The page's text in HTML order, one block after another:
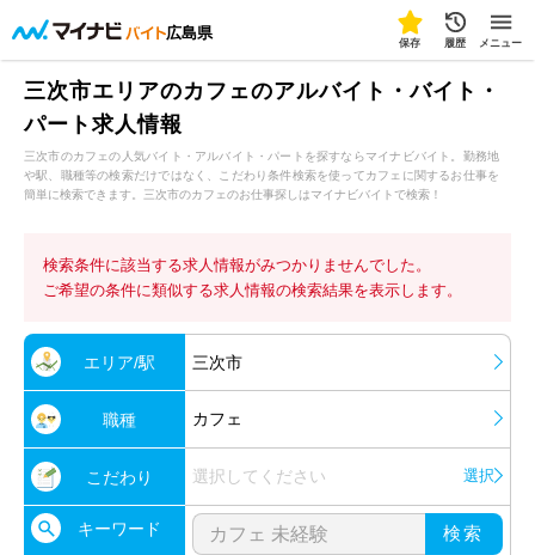
広島県
保存 履歴 メニュー
三次市エリアのカフェのアルバイト・バイト・
パート求人情報
三次市のカフェの人気バイト・アルバイト・パートを探すならマイナビバイト。勤務地
や駅、職種等の検索だけではなく、こだわり条件検索を使ってカフェに関するお仕事を
簡単に検索できます。三次市のカフェのお仕事探しはマイナビバイトで検索！
検索条件に該当する求人情報がみつかりませんでした。
ご希望の条件に類似する求人情報の検索結果を表示します。
エリア/駅 三次市
職種 カフェ
こだわり 選択してください 選択
キーワード 検索